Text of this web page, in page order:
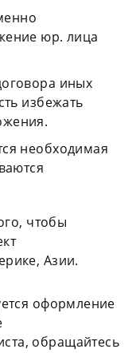
юр. лица
иных
избежать
необходимая
чтобы
Азии.
оформление
обращайтесь